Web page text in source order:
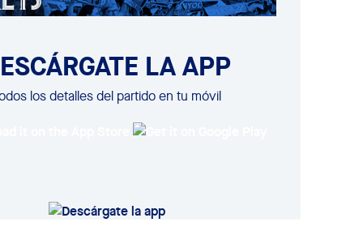
LA APP
los detalles del partido en tu móvil